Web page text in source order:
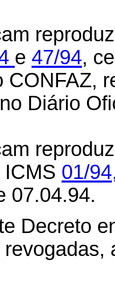
e 47/94,
CONFAZ,
Diário
01/
07.04.94.
Decreto